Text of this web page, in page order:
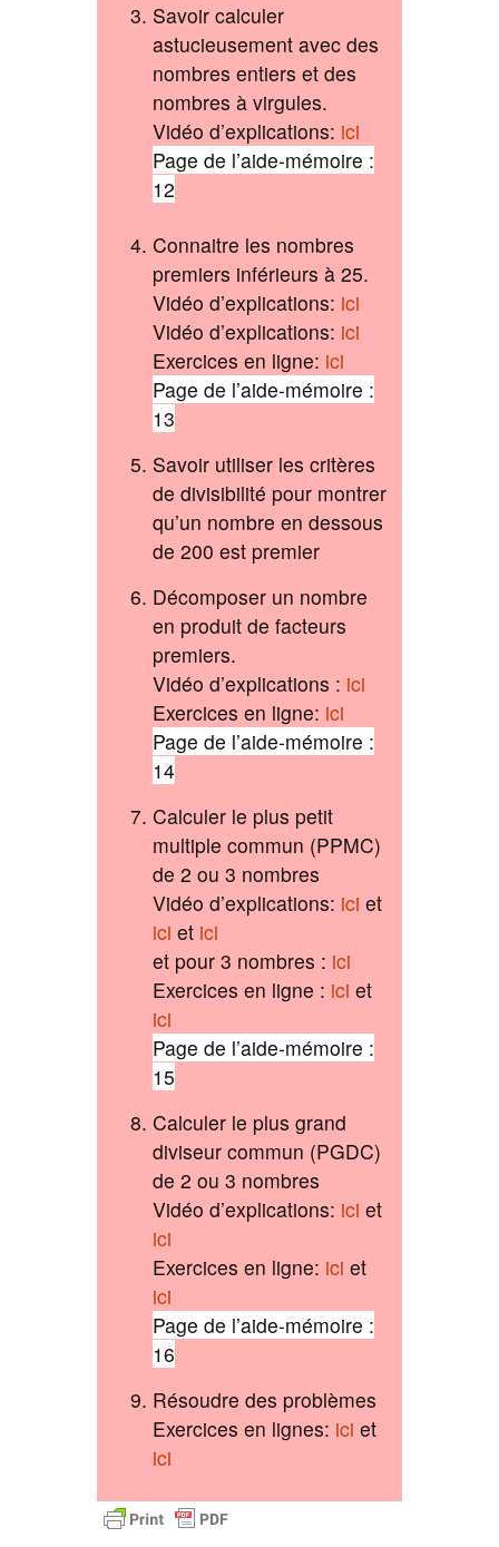
Savoir calculer
astucieusement avec des
nombres entiers et des
nombres à virgules.
Vidéo d’explications: ici
Page de l’aide-mémoire :
12
Connaitre les nombres
premiers inférieurs à 25.
Vidéo d’explications: ici
Vidéo d’explications: ici
Exercices en ligne: ici
Page de l’aide-mémoire :
13
Savoir utiliser les critères
de divisibilité pour montrer
qu’un nombre en dessous
de 200 est premier
Décomposer un nombre
en produit de facteurs
premiers.
Vidéo d’explications : ici
Exercices en ligne: ici
Page de l’aide-mémoire :
14
Calculer le plus petit
multiple commun (PPMC)
de 2 ou 3 nombres
Vidéo d’explications: ici et
ici et ici
et pour 3 nombres : ici
Exercices en ligne : ici et
ici
Page de l’aide-mémoire :
15
Calculer le plus grand
diviseur commun (PGDC)
de 2 ou 3 nombres
Vidéo d’explications: ici et
ici
Exercices en ligne: ici et
ici
Page de l’aide-mémoire :
16
Résoudre des problèmes
Exercices en lignes: ici et
ici